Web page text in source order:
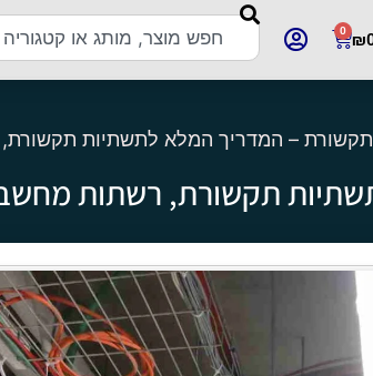
₪
0
תקשורת – המדריך המלא לתשתיות תקשורת,
תקשורת, רשתות